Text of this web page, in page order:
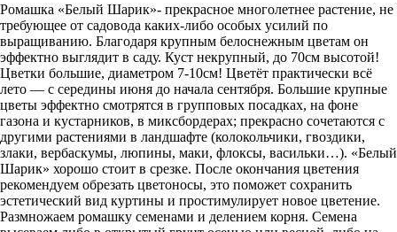
Ромашка «Белый Шарик»- прекрасное многолетнее растение, не
требующее от садовода каких-либо особых усилий по
выращиванию. Благодаря крупным белоснежным цветам он
эффектно выглядит в саду. Куст некрупный, до 70см высотой!
Цветки большие, диаметром 7-10см! Цветёт практически всё
лето — с середины июня до начала сентября. Большие крупные
цветы эффектно смотрятся в групповых посадках, на фоне
газона и кустарников, в миксбордерах; прекрасно сочетаются с
другими растениями в ландшафте (колокольчики, гвоздики,
злаки, вербаскумы, люпины, маки, флоксы, васильки…). «Белый
Шарик» хорошо стоит в срезке. После окончания цветения
рекомендуем обрезать цветоносы, это поможет сохранить
эстетический вид куртины и простимулирует новое цветение.
Размножаем ромашку семенами и делением корня. Семена